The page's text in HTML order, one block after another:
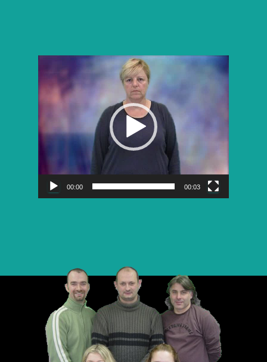
Lecteur
vidéo
00:00 00:03